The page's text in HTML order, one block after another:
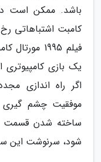
باشد. ممکن است
کامبت اشتباهاتی
فیلم 1995
یک بازی
اگر راه اندازی
موفقیت چشم گیری
ساخته شدن قسمت
شود، سرنوشت این